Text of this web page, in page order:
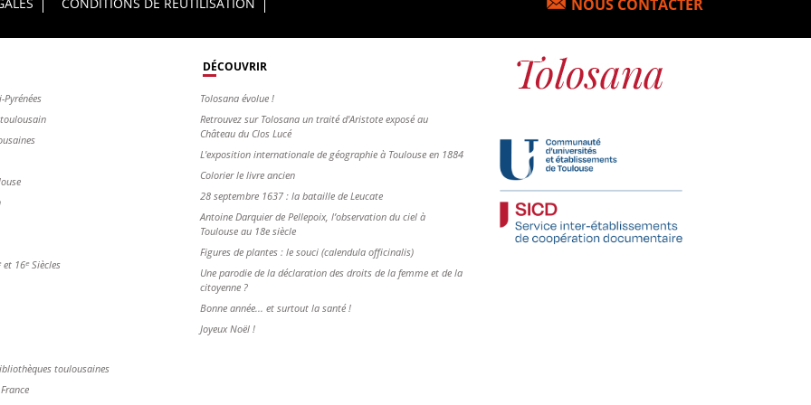
NOUS CONTACTER
16ᵉ Siècles
toulousaines
DÉCOUVRIR
Tolosana évolue !
Retrouvez sur Tolosana un traité d'Aristote exposé au
Château du Clos Lucé
L'exposition internationale de géographie à Toulouse en 1884
Colorier le livre ancien
28 septembre 1637 : la bataille de Leucate
Antoine Darquier de Pellepoix, l’observation du ciel à
Toulouse au 18e siècle
Figures de plantes : le souci (calendula officinalis)
Une parodie de la déclaration des droits de la femme et de la
citoyenne ?
Bonne année... et surtout la santé !
Joyeux Noël !